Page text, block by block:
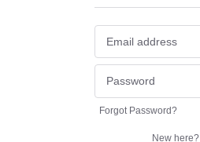
Forgot Password?
New here?